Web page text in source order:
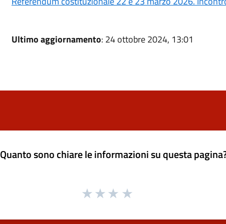
Ultimo aggiornamento: 24 ottobre 2024, 13:01
Quanto sono chiare le informazioni su questa